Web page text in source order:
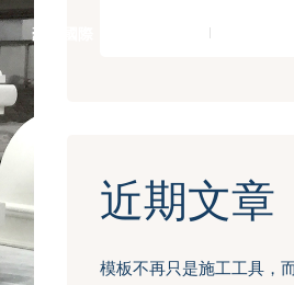
豪門國際 ｜ 50週年里程碑
近期文章
模板不再只是施工工具，